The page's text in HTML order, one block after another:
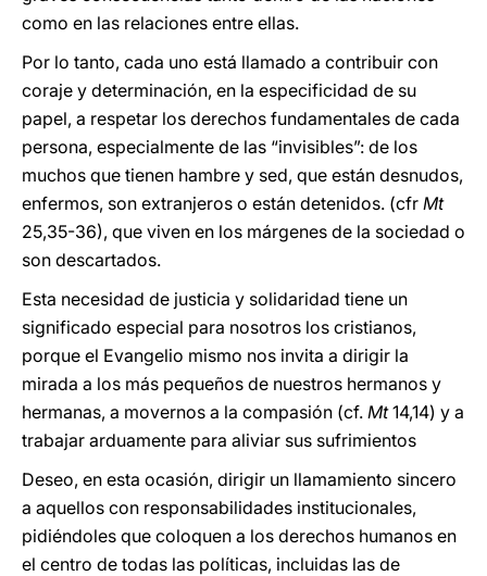
como en las relaciones entre ellas.
Por lo tanto, cada uno está llamado a contribuir con
coraje y determinación, en la especificidad de su
papel, a respetar los derechos fundamentales de cada
persona, especialmente de las “invisibles”: de los
muchos que tienen hambre y sed, que están desnudos,
enfermos, son extranjeros o están detenidos. (cfr Mt
25,35-36), que viven en los márgenes de la sociedad o
son descartados.
Esta necesidad de justicia y solidaridad tiene un
significado especial para nosotros los cristianos,
porque el Evangelio mismo nos invita a dirigir la
mirada a los más pequeños de nuestros hermanos y
hermanas, a movernos a la compasión (cf. Mt14,14) y a
trabajar arduamente para aliviar sus sufrimientos
Deseo, en esta ocasión, dirigir un llamamiento sincero
a aquellos con responsabilidades institucionales,
pidiéndoles que coloquen a los derechos humanos en
el centro de todas las políticas, incluidas las de